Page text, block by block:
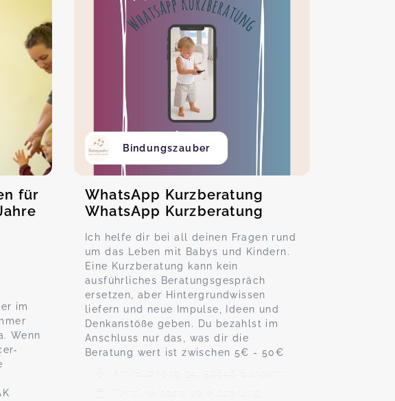
für
im
Wenn
Bindungszauber
WhatsApp Kurzberatung
WhatsApp Kurzberatung
Ich helfe dir bei all deinen Fragen rund
um das Leben mit Babys und Kindern.
Eine Kurzberatung kann kein
ausführliches Beratungsgespräch
ersetzen, aber Hintergrundwissen
liefern und neue Impulse, Ideen und
Denkanstöße geben. Du bezahlst im
Anschluss nur das, was dir die
Beratung wert ist zwischen 5€ - 50€
Am Südhang 34, 59846 Sundern
Termine nach Vereinbarung